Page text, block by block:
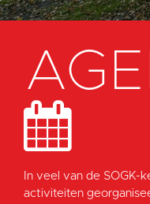
In veel van de SOGK-
activiteiten